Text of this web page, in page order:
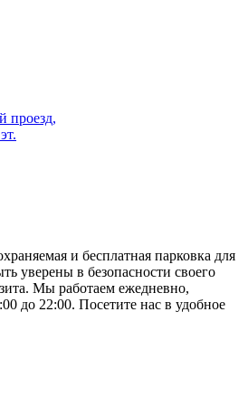
проезд,
и бесплатная парковка для
уверены в безопасности своего
Мы работаем ежедневно,
до 22:00. Посетите нас в удобное